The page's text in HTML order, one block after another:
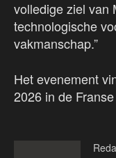
volledige ziel van
technologische
vakmanschap.”
Het evenement
2026 in de